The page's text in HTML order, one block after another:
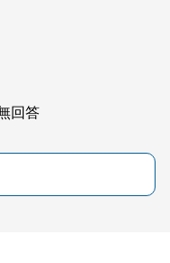
回答